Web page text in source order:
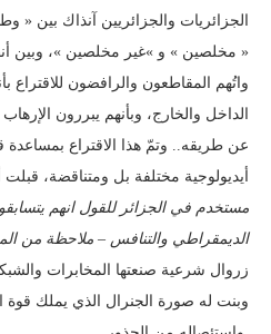
الجزائريات والجزائريين آنذاك بين «
« مخلصين » و »غير مخلصين »، وبين
واتُهم المقاطعون والرافضون للاقتراع
الداخل والخارج، وبأنهم يبررون
عن طريقه.. وتمّ هذا الاقتراع بمساعدة
أيديولوجية مختلفة بل ومتناقضة،
مستخدم في الجزائر للقول انهم
الديمقراطي والتنافس – ملاحظة من
زروال شرعية صنعتها المخابرات
وبنت له صورة الجنرال الذي يملك قوة